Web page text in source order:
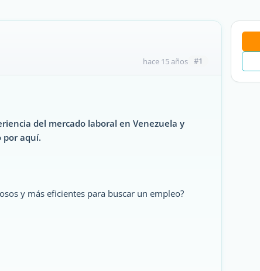
hace 15 años #1
del mercado laboral en Venezuela y
por aquí.
y más eficientes para buscar un empleo?